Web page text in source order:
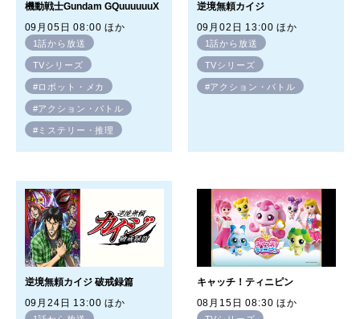
機動戦士Gundam GQuuuuuuX
09月05日 08:00 ほか
1話から放送
TVシリーズ
#ロボット・メカ
#アクション・バトル
#ミステリー・推理
逆境無頼カイジ
09月02日 13:00 ほか
1話から放送
TVシリーズ
#アクション・バトル
逆境無頼カイジ 破戒録篇
09月24日 13:00 ほか
キャッチ！ティニピン
08月15日 08:30 ほか